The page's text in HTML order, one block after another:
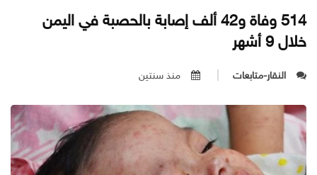
514 وفاة و42 ألف إصابة بالحصبة في اليمن
خلال 9 أشهر
النقار-متابعات منذ سنتين